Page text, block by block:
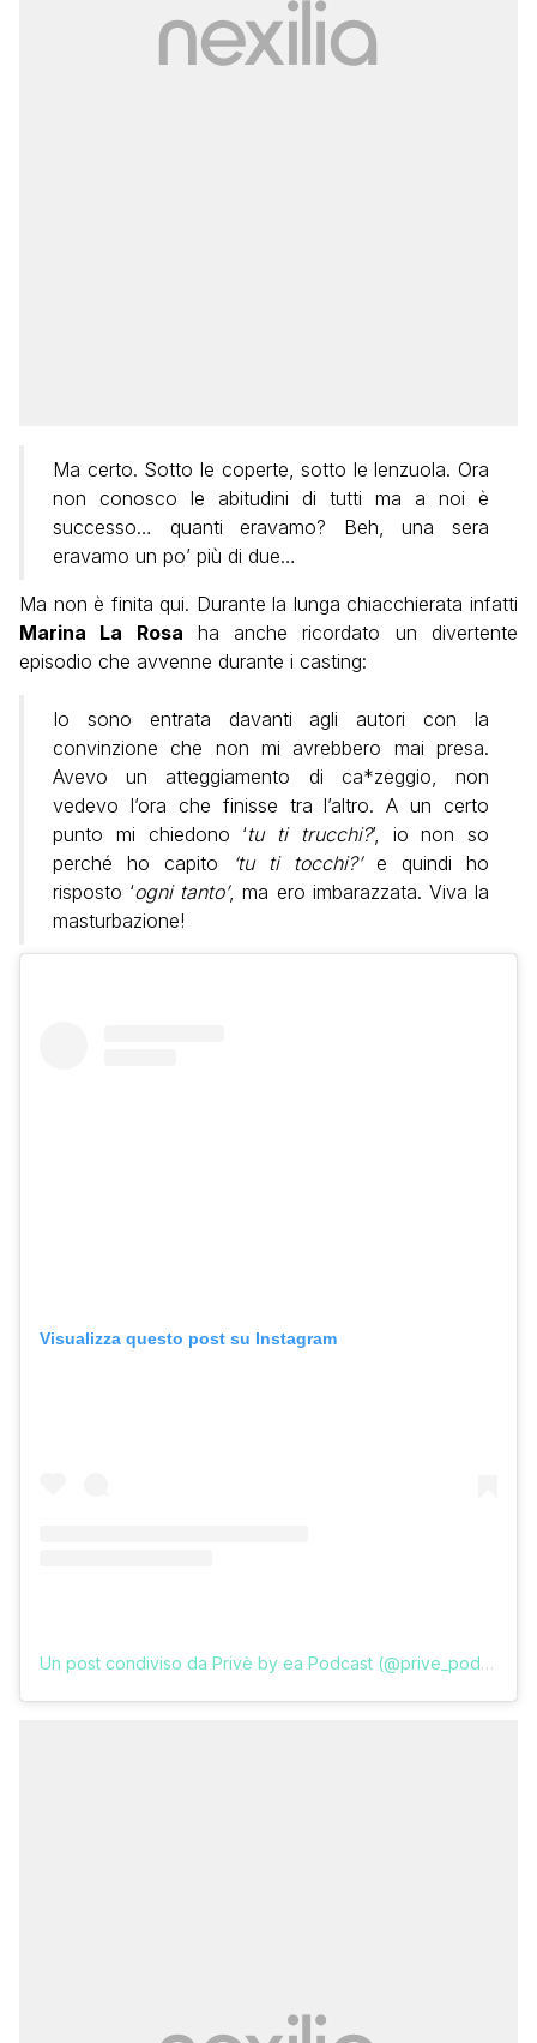
Ma certo. Sotto le coperte, sotto le lenzuola. Ora
non conosco le abitudini di tutti ma a noi è
successo… quanti eravamo? Beh, una sera
eravamo un po’ più di due…
Ma non è finita qui. Durante la lunga chiacchierata infatti
Marina La Rosa ha anche ricordato un divertente
episodio che avvenne durante i casting:
Io sono entrata davanti agli autori con la
convinzione che non mi avrebbero mai presa.
Avevo un atteggiamento di ca*zeggio, non
vedevo l’ora che finisse tra l’altro. A un certo
punto mi chiedono ‘tu ti trucchi?’, io non so
perché ho capito
‘tu ti tocchi?’e quindi ho
risposto ‘ogni tanto’, ma ero imbarazzata. Viva la
masturbazione!
Visualizza questo post su Instagram
Un post condiviso da Privè by ea Podcast (@prive_podcast)